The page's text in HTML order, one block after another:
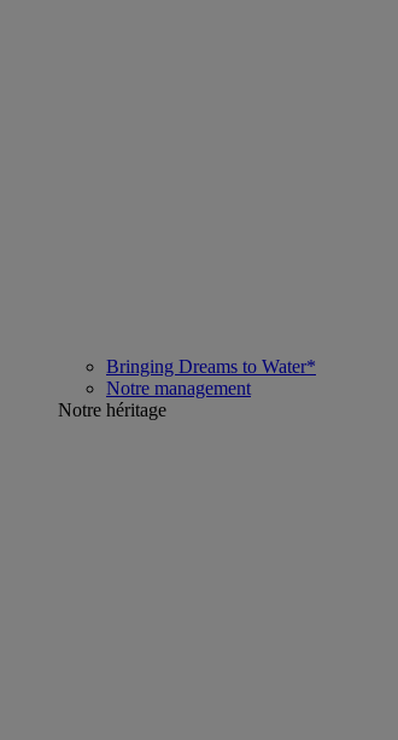
Bringing Dreams to Water*
Notre management
Notre héritage